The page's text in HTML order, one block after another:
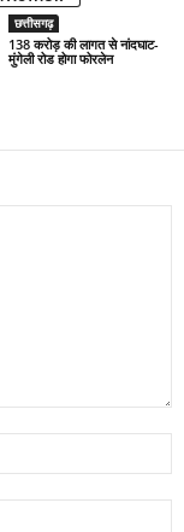
छत्तीसगढ़
138 करोड़ की लागत से नांदघाट-
मुंगेली रोड होगा फोरलेन